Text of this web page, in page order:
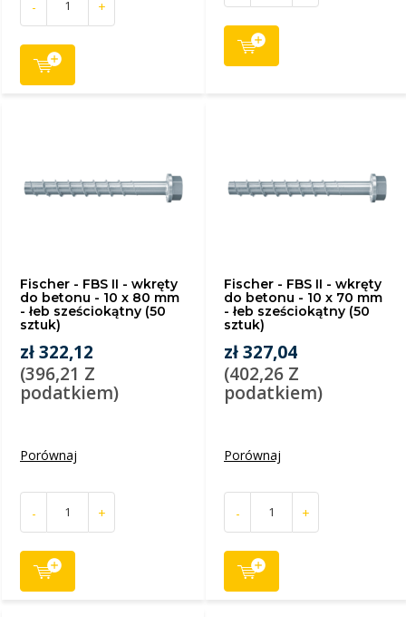
- +
Fischer - FBS II - wkręty
do betonu - 10 x 80 mm
- łeb sześciokątny (50
sztuk)
zł 322,12
(396,21 Z
podatkiem)
Porównaj
- +
Fischer - FBS II - wkręty
do betonu - 10 x 70 mm
- łeb sześciokątny (50
sztuk)
zł 327,04
(402,26 Z
podatkiem)
Porównaj
- +